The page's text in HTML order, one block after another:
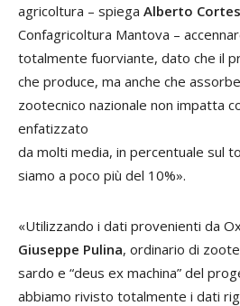
agricoltura – spiega Alberto
Confagricoltura Mantova –
totalmente fuorviante, dato che il
che produce, ma anche che
zootecnico nazionale non impatta
enfatizzato
da molti media, in percentuale sul
siamo a poco più del 10%».
«Utilizzando i dati provenienti da
Giuseppe Pulina, ordinario di
sardo e “deus ex machina” del
abbiamo rivisto totalmente i dati